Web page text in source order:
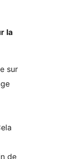
la
sur
de